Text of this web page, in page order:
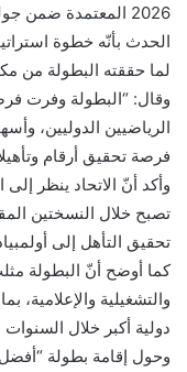
2026 المعتمدة
الحدث بأنّه خطوة
لما حققته البطولة من
وقال: “البطولة وفرت
الرياضيين الدوليين،
فرصة تحقيق أرقام
وأكد أنّ الاتحاد ينظر
تصبح خلال النسختين
تحقيق التأهل إلى أولمبياد لوس
كما أوضح أنّ البطولة
والتشغيلية والإعلامية،
دولية أكبر خلال السنوات
وحول إقامة بطولة “أفضل